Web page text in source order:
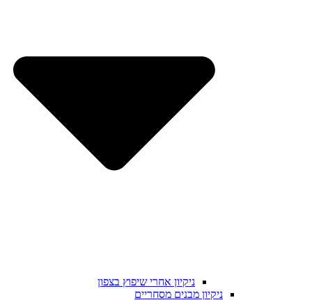
ניקיון אחרי שיפוץ בצפון
ניקיון מבנים מסחריים